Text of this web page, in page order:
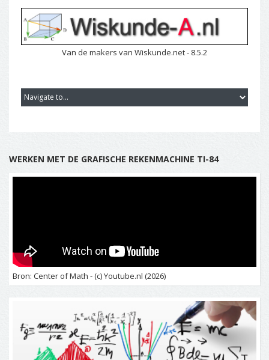
Van de makers van Wiskunde.net - 8.5.2
WERKEN MET DE GRAFISCHE REKENMACHINE TI-84
Bron: Center of Math - (c) Youtube.nl (2026)